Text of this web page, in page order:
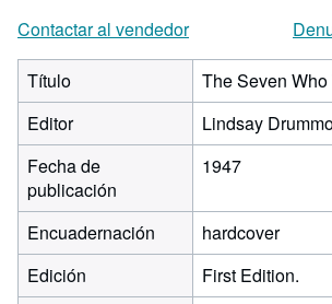
Contactar al vendedor
Título
The Seven
Editor
Lindsay
Fecha de
publicación
1947
Encuadernación
hardcover
Edición
First Edition.